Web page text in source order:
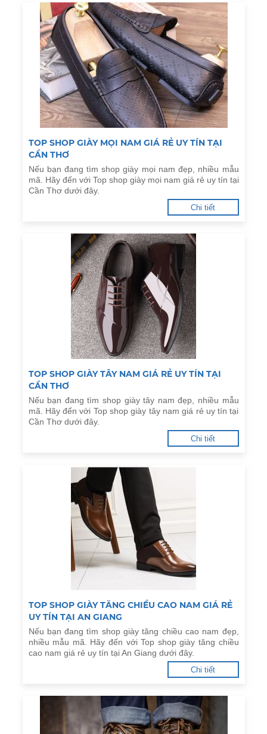
TOP SHOP GIÀY MỌI NAM GIÁ RẺ UY TÍN TẠI
CẦN THƠ
Nếu bạn đang tìm shop giày mọi nam đẹp, nhiều mẫu
mã. Hãy đến với Top shop giày mọi nam giá rẻ uy tín tại
Cần Thơ dưới đây.
Chi tiết
TOP SHOP GIÀY TÂY NAM GIÁ RẺ UY TÍN TẠI
CẦN THƠ
Nếu bạn đang tìm shop giày tây nam đẹp, nhiều mẫu
mã. Hãy đến với Top shop giày tây nam giá rẻ uy tín tại
Cần Thơ dưới đây.
Chi tiết
TOP SHOP GIÀY TĂNG CHIỀU CAO NAM GIÁ RẺ
UY TÍN TẠI AN GIANG
Nếu bạn đang tìm shop giày tăng chiều cao nam đẹp,
nhiều mẫu mã. Hãy đến với Top shop giày tăng chiều
cao nam giá rẻ uy tín tại An Giang dưới đây.
Chi tiết